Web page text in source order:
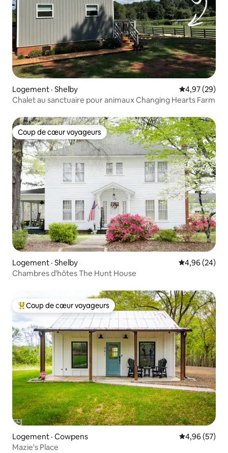
Logement · Shelby Note
4,97 (29)
Chalet au sanctuaire pour animaux Changing Hearts Farm
Coup de cœur voyageurs
Coup de cœur voyageurs
Logement · Shelby Note
4,96 (24)
Chambres d'hôtes The Hunt House
Coup de cœur voyageurs parmi les plus aimés
Coup de cœur voyageurs
Logement · Cowpens Note
4,96 (57)
Mazie's Place